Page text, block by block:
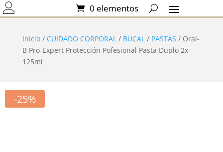
0 elementos
Inicio/ CUIDADO CORPORAL/ BUCAL/ PASTAS / Oral-
B Pro-Expert Protección Pofesional Pasta Duplo 2x
125ml
-25%